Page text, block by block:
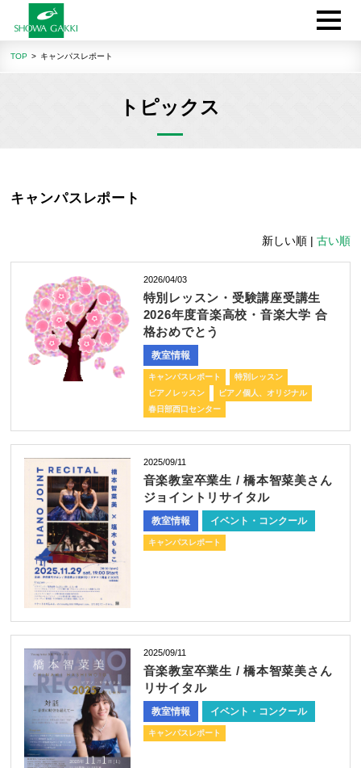
TOP キャンパスレポート
トピックス
キャンパスレポート
新しい順 | 古い順
2026/04/03
特別レッスン・受験講座受講生
2026年度音楽高校・音楽大学 合
格おめでとう
教室情報
キャンパスレポート
特別レッスン
ピアノレッスン
ピアノ個人、オリジナル
春日部西口センター
2025/09/11
音楽教室卒業生 / 橋本智菜美さん
ジョイントリサイタル
教室情報 イベント・コンクール
キャンパスレポート
2025/09/11
音楽教室卒業生 / 橋本智菜美さん
リサイタル
教室情報 イベント・コンクール
キャンパスレポート